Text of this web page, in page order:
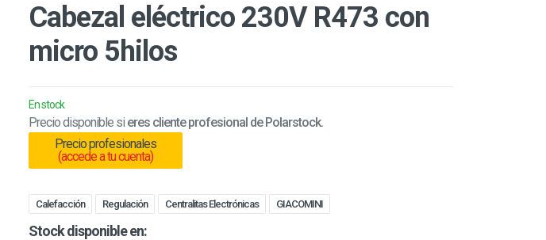
Cabezal eléctrico 230V R473 con
micro 5hilos
En stock
Precio disponible si eres cliente profesional de Polarstock.
Precio profesionales
(accede a tu cuenta)
Calefacción Regulación Centralitas Electrónicas GIACOMINI
Stock disponible en: